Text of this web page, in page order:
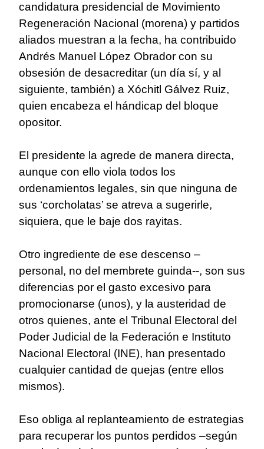
candidatura presidencial de Movimiento
Regeneración Nacional (morena) y partidos
aliados muestran a la fecha, ha contribuido
Andrés Manuel López Obrador con su
obsesión de desacreditar (un día sí, y al
siguiente, también) a Xóchitl Gálvez Ruiz,
quien encabeza el hándicap del bloque
opositor.
El presidente la agrede de manera directa,
aunque con ello viola todos los
ordenamientos legales, sin que ninguna de
sus ‘corcholatas’ se atreva a sugerirle,
siquiera, que le baje dos rayitas.
Otro ingrediente de ese descenso –
personal, no del membrete guinda--, son sus
diferencias por el gasto excesivo para
promocionarse (unos), y la austeridad de
otros quienes, ante el Tribunal Electoral del
Poder Judicial de la Federación e Instituto
Nacional Electoral (INE), han presentado
cualquier cantidad de quejas (entre ellos
mismos).
Eso obliga al replanteamiento de estrategias
para recuperar los puntos perdidos –según